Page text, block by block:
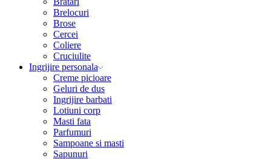
Brelocuri
Brose
Cercei
Coliere
Cruciulite
Ingrijire personala
Creme picioare
Geluri de dus
Ingrijire barbati
Lotiuni corp
Masti fata
Parfumuri
Sampoane si masti
Sapunuri